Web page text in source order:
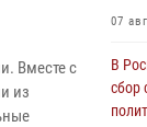
Вместе с
из
07
В
сбор